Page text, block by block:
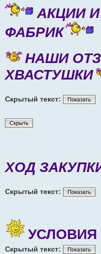
https://sant*an-grad.ru
АКЦИИ
ФАБРИК
НАШИ
ХВАСТУШКИ
Скрытый текст: Показать
Скрыть
ХОД
Скрытый текст: Показать
УСЛОВИЯ
Скрытый текст: Показать